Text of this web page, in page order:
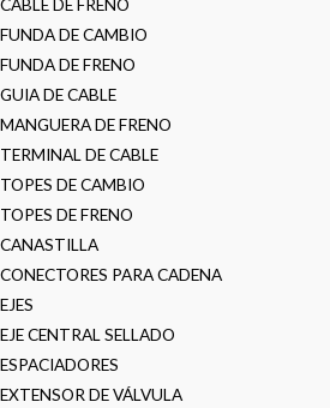
CABLE DE FRENO
FUNDA DE CAMBIO
FUNDA DE FRENO
GUIA DE CABLE
MANGUERA DE FRENO
TERMINAL DE CABLE
TOPES DE CAMBIO
TOPES DE FRENO
CANASTILLA
CONECTORES PARA CADENA
EJES
EJE CENTRAL SELLADO
ESPACIADORES
EXTENSOR DE VÁLVULA